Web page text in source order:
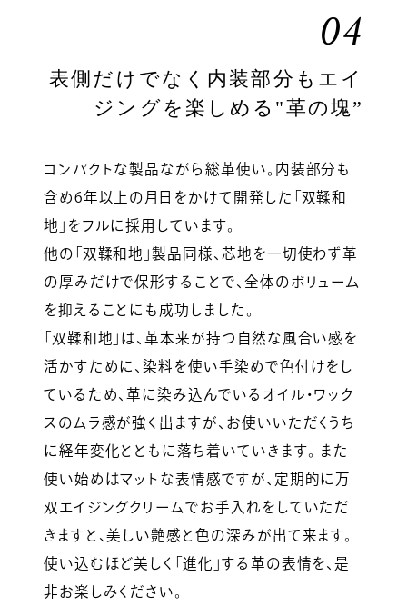
04
表側だけでなく内装部分もエイ
ジングを楽しめる"革の塊”
コンパクトな製品ながら総革使い。内装部分も
含め6年以上の月日をかけて開発した「双鞣和
地」をフルに採用しています。
他の「双鞣和地」製品同様、芯地を一切使わず革
の厚みだけで保形することで、全体のボリューム
を抑えることにも成功しました。
「双鞣和地」は、革本来が持つ自然な風合い感を
活かすために、染料を使い手染めで色付けをし
ているため、革に染み込んでいるオイル・ワック
スのムラ感が強く出ますが、お使いいただくうち
に経年変化とともに落ち着いていきます。 また
使い始めはマットな表情感ですが、定期的に万
双エイジングクリームでお手入れをしていただ
きますと、美しい艶感と色の深みが出て来ます。
使い込むほど美しく「進化」する革の表情を、是
非お楽しみください。